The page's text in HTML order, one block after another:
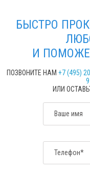
БЫСТРО
И
ПОЗВОНИТЕ НАМ +7 (495)
ИЛИ
Ваше имя
Телефон*